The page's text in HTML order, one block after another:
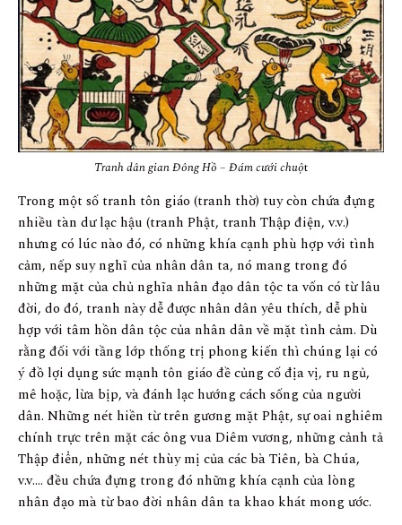
Tranh dân gian Đông Hồ – Đám cưới chuột
Trong một số tranh tôn giáo (tranh thờ) tuy còn chứa đựng
nhiều tàn dư lạc hậu (tranh Phật, tranh Thập điện, v.v.)
nhưng có lúc nào đó, có những khía cạnh phù hợp với tình
cảm, nếp suy nghĩ của nhân dân ta, nó mang trong đó
những mặt của chủ nghĩa nhân đạo dân tộc ta vốn có từ lâu
đời, do đó, tranh này dễ được nhân dân yêu thích, dễ phù
hợp với tâm hồn dân tộc của nhân dân về mặt tình cảm. Dù
rằng đối với tầng lớp thống trị phong kiến thì chúng lại có
ý đồ lợi dụng sức mạnh tôn giáo đề củng cố địa vị, ru ngủ,
mê hoặc, lừa bịp, và đánh lạc hướng cách sống của người
dân. Những nét hiền từ trên gương mặt Phật, sự oai nghiêm
chính trực trên mặt các ông vua Diêm vương, những cảnh tả
Thập điển, những nét thùy mị của các bà Tiên, bà Chúa,
v.v…. đều chứa đựng trong đó những khía cạnh của lòng
nhân đạo mà từ bao đời nhân dân ta khao khát mong ước.